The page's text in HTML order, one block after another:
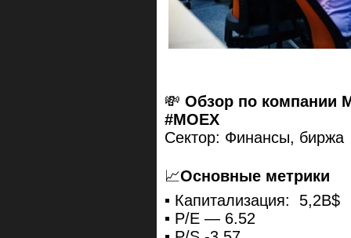
💸 Обзор по компании
#MOEX
Сектор: Финансы, биржа
📈Основные метрики
▪️ Капитализация: 5,2B$
▪️ P/E — 6.52